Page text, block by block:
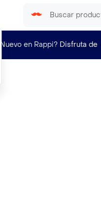
¿Nuevo en Rappi? Disfruta de